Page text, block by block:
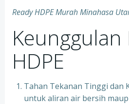
Ready HDPE Murah Minahasa
Keunggulan
HDPE
Tahan Tekanan Tinggi dan
untuk aliran air bersih